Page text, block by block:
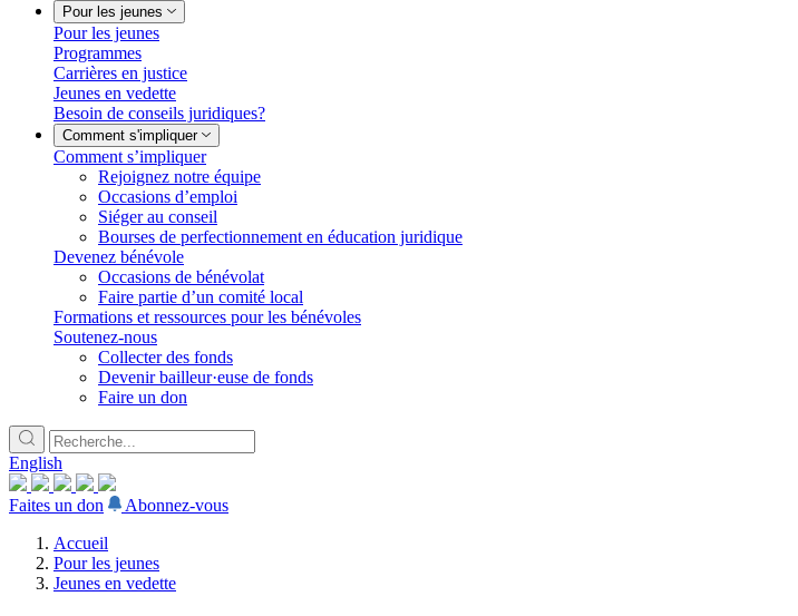
Pour les jeunes
Pour les jeunes
Programmes
Carrières en justice
Jeunes en vedette
Besoin de conseils juridiques?
Comment s'impliquer
Comment s’impliquer
Rejoignez notre équipe
Occasions d’emploi
Siéger au conseil
Bourses de perfectionnement en éducation juridique
Devenez bénévole
Occasions de bénévolat
Faire partie d’un comité local
Formations et ressources pour les bénévoles
Soutenez-nous
Collecter des fonds
Devenir bailleur·euse de fonds
Faire un don
English
Faites un don
Abonnez-vous
Accueil
Pour les jeunes
Jeunes en vedette